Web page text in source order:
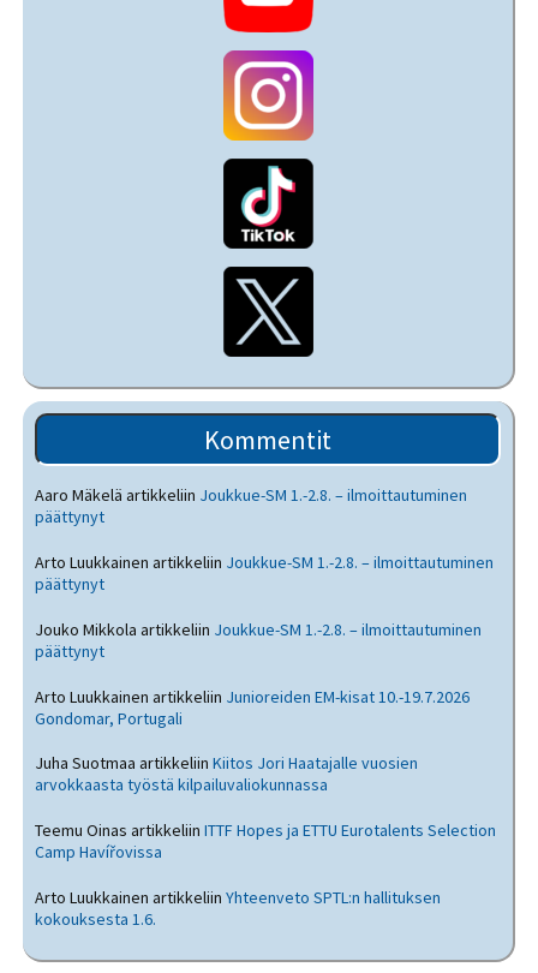
Kommentit
Aaro Mäkelä artikkeliin Joukkue-SM 1.-2.8. – ilmoittautuminen
päättynyt
Arto Luukkainen artikkeliin Joukkue-SM 1.-2.8. – ilmoittautuminen
päättynyt
Jouko Mikkola artikkeliin Joukkue-SM 1.-2.8. – ilmoittautuminen
päättynyt
Arto Luukkainen artikkeliin Junioreiden EM-kisat 10.-19.7.2026
Gondomar, Portugali
Juha Suotmaa artikkeliinKiitos Jori Haatajalle vuosien
arvokkaasta työstä kilpailuvaliokunnassa
Teemu Oinas artikkeliinITTF Hopes ja ETTU Eurotalents Selection
Camp Havířovissa
Arto Luukkainen artikkeliinYhteenveto SPTL:n hallituksen
kokouksesta 1.6.